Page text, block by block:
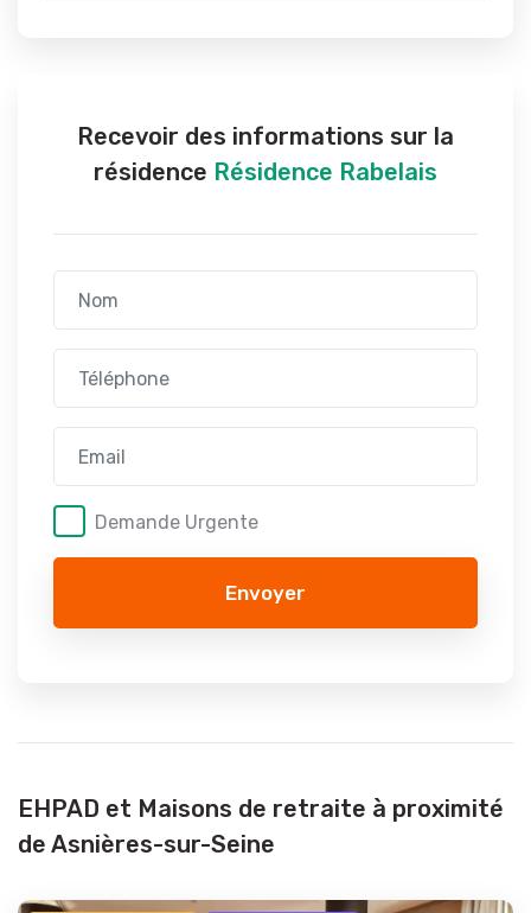
Recevoir des informations sur la
résidence Résidence Rabelais
Demande Urgente
Envoyer
EHPAD et Maisons de retraite à proximité
de Asnières-sur-Seine